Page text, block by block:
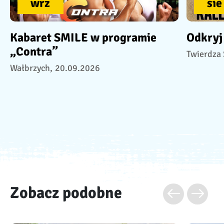
Kabaret SMILE w programie
„Contra”
Wałbrzych, 20.09.2026
Odkryj
Twierdza
Zobacz podobne